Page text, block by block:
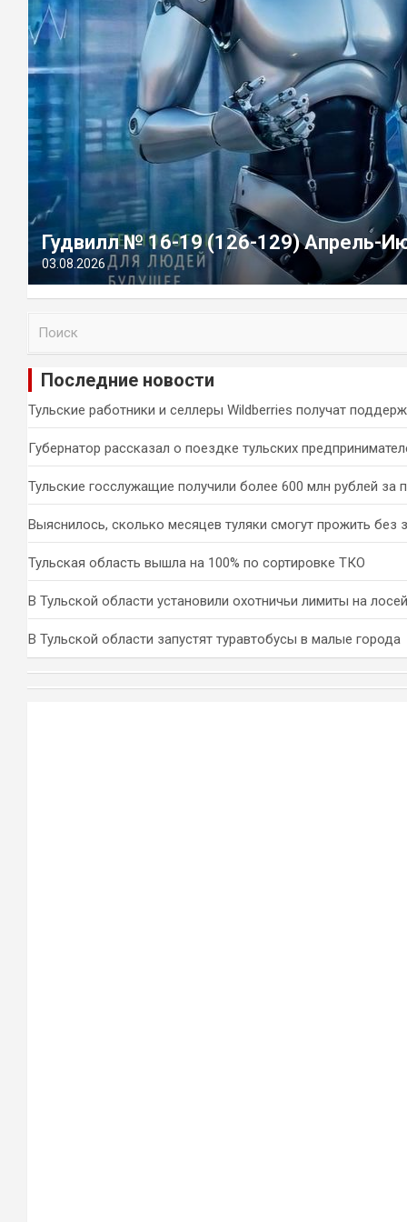
Гудвилл № 16-19 (126-129) Апрель-
03.08.2026
и
Последние новости
Тульские работники и селлеры Wildberries получат
Губернатор рассказал о поездке тульских
Тульские госслужащие получили более 600 млн рублей за
Выяснилось, сколько месяцев туляки смогут прожить без
Тульская область вышла на 100% по сортировке ТКО
В Тульской области установили охотничьи лимиты на
В Тульской области запустят туравтобусы в малые города